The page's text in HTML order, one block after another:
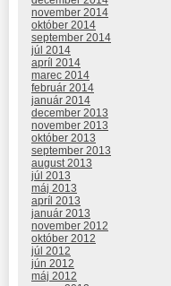
november 2014
október 2014
september 2014
júl 2014
apríl 2014
marec 2014
február 2014
január 2014
december 2013
november 2013
október 2013
september 2013
august 2013
júl 2013
máj 2013
apríl 2013
január 2013
november 2012
október 2012
júl 2012
jún 2012
máj 2012